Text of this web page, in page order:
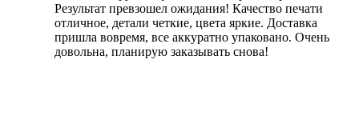
Результат превзошел ожидания! Качество печати
отличное, детали четкие, цвета яркие. Доставка
пришла вовремя, все аккуратно упаковано. Очень
довольна, планирую заказывать снова!